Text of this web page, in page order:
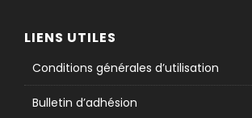
LIENS UTILES
Conditions générales d’utilisation
Bulletin d’adhésion